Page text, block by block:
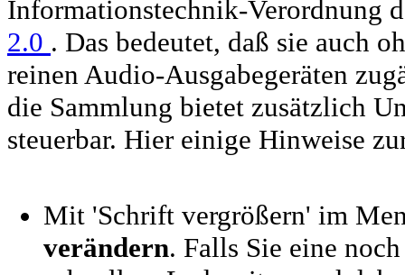
Informationstechnik-Verordnung
2.0 . Das bedeutet, daß sie auch
reinen Audio-Ausgabegeräten
die Sammlung bietet zusätzlich
steuerbar. Hier einige Hinweise
Mit 'Schrift vergrößern' im
verändern. Falls Sie eine